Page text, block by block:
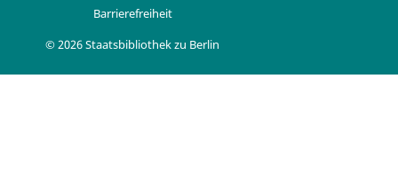
Barrierefreiheit
© 2026 Staatsbibliothek zu Berlin